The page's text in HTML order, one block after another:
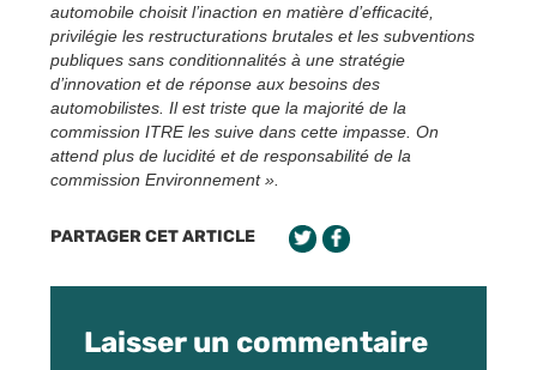
automobile choisit l’inaction en matière d’efficacité,
privilégie les restructurations brutales et les subventions
publiques sans conditionnalités à une stratégie
d’innovation et de réponse aux besoins des
automobilistes. Il est triste que la majorité de la
commission ITRE les suive dans cette impasse. On
attend plus de lucidité et de responsabilité de la
commission Environnement ».
PARTAGER CET ARTICLE
Laisser un commentaire